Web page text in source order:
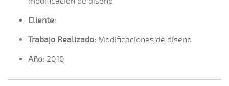
Cliente:
Trabajo Realizado: Modificaciones de diseño
Año: 2010